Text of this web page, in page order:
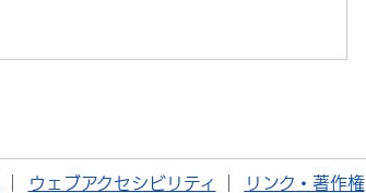
ウェブアクセシビリティ リンク・著作権